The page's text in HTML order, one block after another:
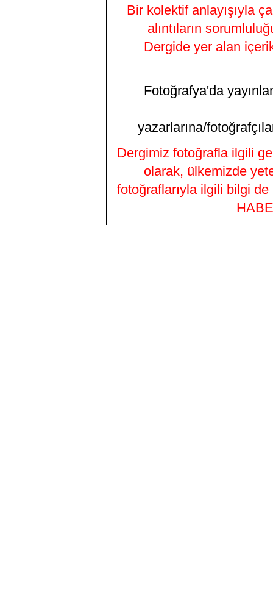
Bir kolektif anlayışıyla
alıntıların
Dergide yer alan
Fotoğrafya'da
yazarlarına/
Dergimiz fotoğrafla ilgili
olarak, ülkemizde
fotoğraflarıyla ilgili bilgi